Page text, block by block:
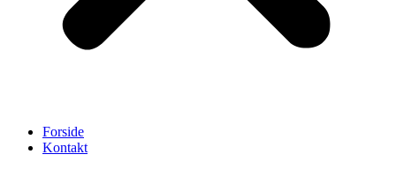
Forside
Kontakt